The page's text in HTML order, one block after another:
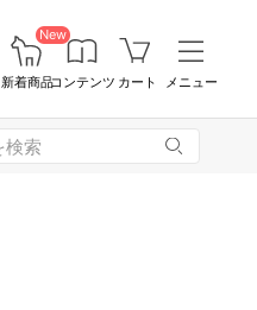
New
新着商品コンテンツ カート メニュー